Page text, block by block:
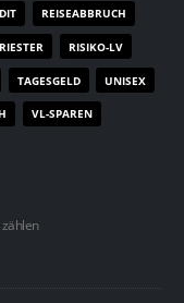
REISEABBRUCH
RIESTER RISIKO-LV
TAGESGELD UNISEX
VL-SPAREN